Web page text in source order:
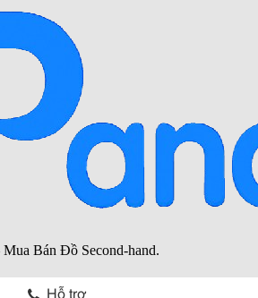
Hỗ trợ